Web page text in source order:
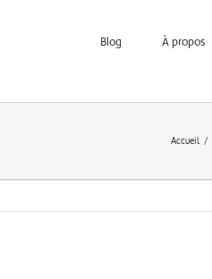
Blog À propos
Accueil